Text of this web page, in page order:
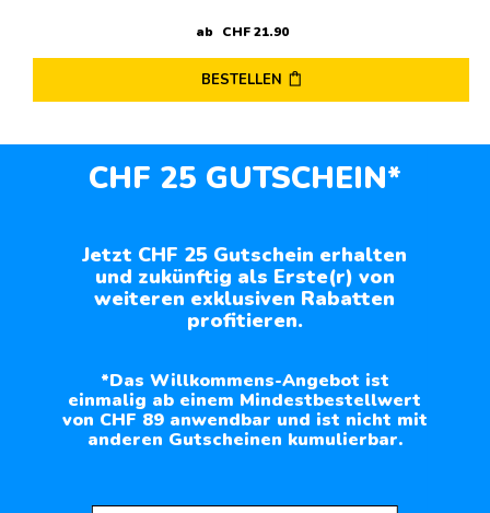
ab CHF21.90
BESTELLEN
CHF 25 GUTSCHEIN*
Jetzt CHF 25 Gutschein erhalten
und zukünftig als Erste(r) von
weiteren exklusiven Rabatten
profitieren.
*Das Willkommens-Angebot ist
einmalig ab einem Mindestbestellwert
von CHF 89 anwendbar und ist nicht mit
anderen Gutscheinen kumulierbar.